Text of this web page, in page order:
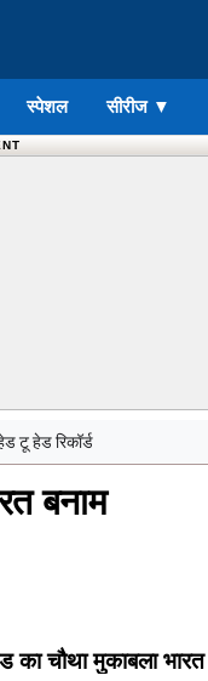
स्पेशल सीरीज ▼
टू हेड रिकॉर्ड
बनाम
चौथा मुकाबला भारत